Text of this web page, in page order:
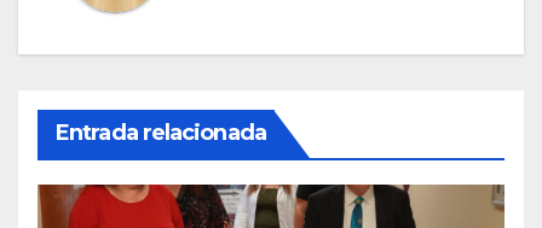
Entrada relacionada